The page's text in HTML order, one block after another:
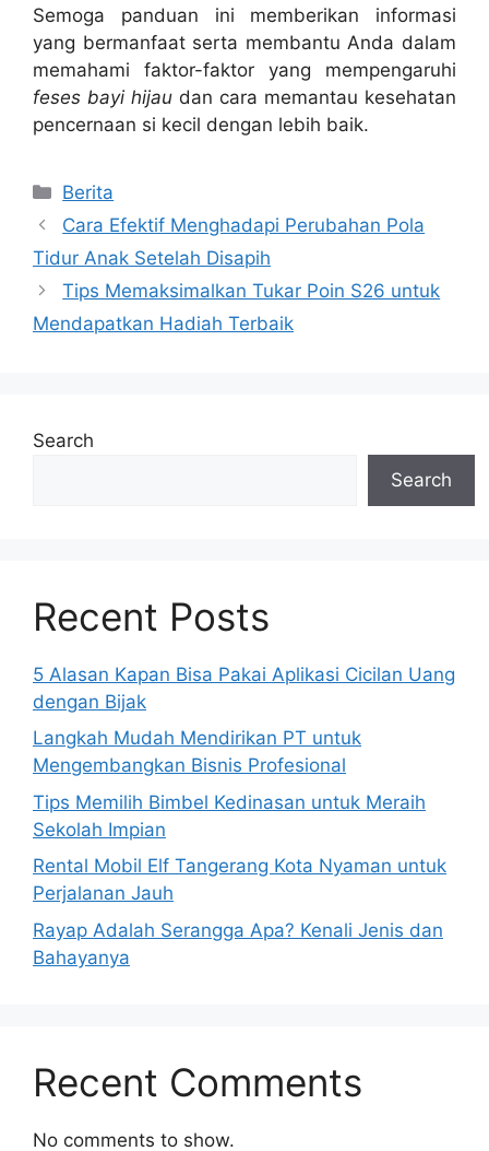
Semoga panduan ini memberikan informasi
yang bermanfaat serta membantu Anda dalam
memahami faktor-faktor yang mempengaruhi
feses bayi hijau dan cara memantau kesehatan
pencernaan si kecil dengan lebih baik.
Categories
Berita
Cara Efektif Menghadapi Perubahan Pola
Tidur Anak Setelah Disapih
Tips Memaksimalkan Tukar Poin S26 untuk
Mendapatkan Hadiah Terbaik
Search
Search
Recent Posts
5 Alasan Kapan Bisa Pakai Aplikasi Cicilan Uang
dengan Bijak
Langkah Mudah Mendirikan PT untuk
Mengembangkan Bisnis Profesional
Tips Memilih Bimbel Kedinasan untuk Meraih
Sekolah Impian
Rental Mobil Elf Tangerang Kota Nyaman untuk
Perjalanan Jauh
Rayap Adalah Serangga Apa? Kenali Jenis dan
Bahayanya
Recent Comments
No comments to show.